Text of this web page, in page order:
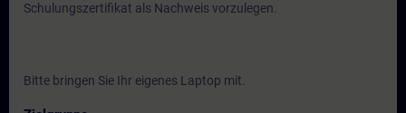
Schulungszertifikat als Nachweis vorzulegen.
Bitte bringen Sie Ihr eigenes Laptop mit.